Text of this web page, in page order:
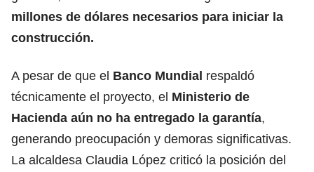
millones de dólares necesarios para iniciar la
construcción.
A pesar de que el Banco Mundial respaldó
técnicamente el proyecto, el Ministerio de
Hacienda aún no ha entregado la garantía,
generando preocupación y demoras significativas.
La alcaldesa Claudia López criticó la posición del